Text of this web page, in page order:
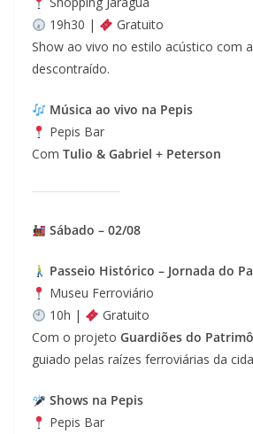
19h30 |
Gratuito
Show ao vivo no estilo acústico com
descontraído.
Música ao vivo na Pepis
Pepis Bar
Com Tulio & Gabriel + Peterson
Sábado – 02/08
Passeio Histórico – Jornada do
Museu Ferroviário
10h |
Gratuito
Com o projeto Guardiões do
guiado pelas raízes ferroviárias da
Shows na Pepis
Pepis Bar